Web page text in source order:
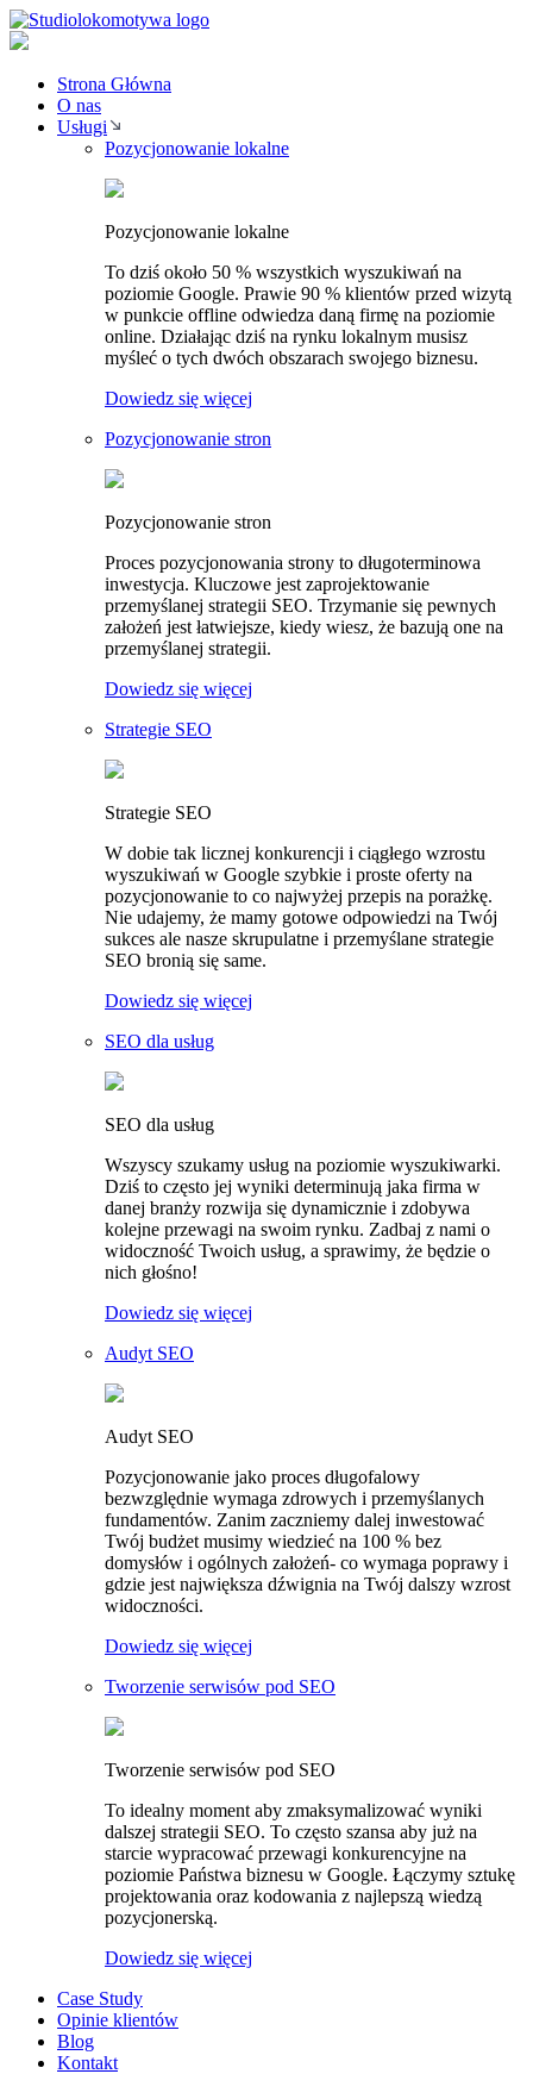
Strona Główna
O nas
Usługi
Pozycjonowanie lokalne
Pozycjonowanie lokalne
To dziś około 50 % wszystkich wyszukiwań na
poziomie Google. Prawie 90 % klientów przed wizytą
w punkcie offline odwiedza daną firmę na poziomie
online. Działając dziś na rynku lokalnym musisz
myśleć o tych dwóch obszarach swojego biznesu.
Dowiedz się więcej
Pozycjonowanie stron
Pozycjonowanie stron
Proces pozycjonowania strony to długoterminowa
inwestycja. Kluczowe jest zaprojektowanie
przemyślanej strategii SEO. Trzymanie się pewnych
założeń jest łatwiejsze, kiedy wiesz, że bazują one na
przemyślanej strategii.
Dowiedz się więcej
Strategie SEO
Strategie SEO
W dobie tak licznej konkurencji i ciągłego wzrostu
wyszukiwań w Google szybkie i proste oferty na
pozycjonowanie to co najwyżej przepis na porażkę.
Nie udajemy, że mamy gotowe odpowiedzi na Twój
sukces ale nasze skrupulatne i przemyślane strategie
SEO bronią się same.
Dowiedz się więcej
SEO dla usług
SEO dla usług
Wszyscy szukamy usług na poziomie wyszukiwarki.
Dziś to często jej wyniki determinują jaka firma w
danej branży rozwija się dynamicznie i zdobywa
kolejne przewagi na swoim rynku. Zadbaj z nami o
widoczność Twoich usług, a sprawimy, że będzie o
nich głośno!
Dowiedz się więcej
Audyt SEO
Audyt SEO
Pozycjonowanie jako proces długofalowy
bezwzględnie wymaga zdrowych i przemyślanych
fundamentów. Zanim zaczniemy dalej inwestować
Twój budżet musimy wiedzieć na 100 % bez
domysłów i ogólnych założeń- co wymaga poprawy i
gdzie jest największa dźwignia na Twój dalszy wzrost
widoczności.
Dowiedz się więcej
Tworzenie serwisów pod SEO
Tworzenie serwisów pod SEO
To idealny moment aby zmaksymalizować wyniki
dalszej strategii SEO. To często szansa aby już na
starcie wypracować przewagi konkurencyjne na
poziomie Państwa biznesu w Google. Łączymy sztukę
projektowania oraz kodowania z najlepszą wiedzą
pozycjonerską.
Dowiedz się więcej
Case Study
Opinie klientów
Blog
Kontakt